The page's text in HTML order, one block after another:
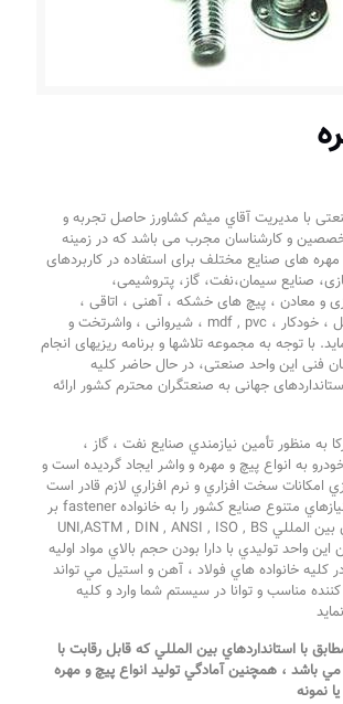
با مديريت آقاي میثم کشاورز حاصل تجربه و
و کارشناسان مجرب می باشد که در زمینه
مهره های صنایع مختلف برای استفاده در کاربردهای
صنایع سیمان،نفت، گاز، پتروشیمی،
و معادن ، پیچ های خشکه ، آهنی ، اتاقی ،
سوکی ، آلن ، استیل ، خودکار ، mdf , pvc ، شیروانی ، واشرتخت و
با توجه به مجموعه تلاشها و برنامه ریزیهای انجام
فنی این واحد صنعتی، در حال حاضر کلیه
جهانی به صنعتگران محترم کشور ارائه
به منظور تأمين نيازمندي صنايع نفت ، گاز ،
به انواع پيچ و مهره و واشر ايجاد گرديده است و
امكانات سخت افزاري و نرم افزاري لازم قادر است
محدوده وسيعي از نيازهاي متنوع صنايع كشور را به خانواده fastener بر
اساس استانداردهاي بين المللي UNI,ASTM , DIN , ANSI , ISO , BS
اين واحد توليدي با دارا بودن حجم بالاي مواد اوليه
در كليه خانواده هاي فولاد ، آهن و استيل مي تواند
مناسب و توانا در سيستم شما وارد و كليه
با استانداردهاي بين المللي كه قابل رقابت با
باشد ، همچنين آمادگي توليد انواع پيچ و مهره
يا نمونه